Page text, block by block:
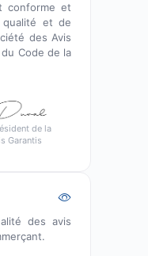
conforme et
qualité et de
des Avis
Code de la
de la
Garantis
des avis